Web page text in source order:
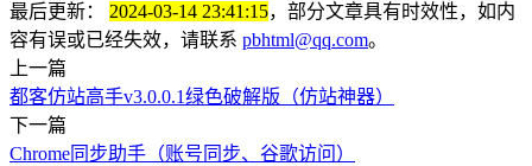
最后更新：
2024-03-14 23:41:15，部分文章具有时效性，如内
容有误或已经失效，请联系 pbhtml@qq.com。
上一篇
都客仿站高手v3.0.0.1绿色破解版（仿站神器）
下一篇
Chrome同步助手（账号同步、谷歌访问）